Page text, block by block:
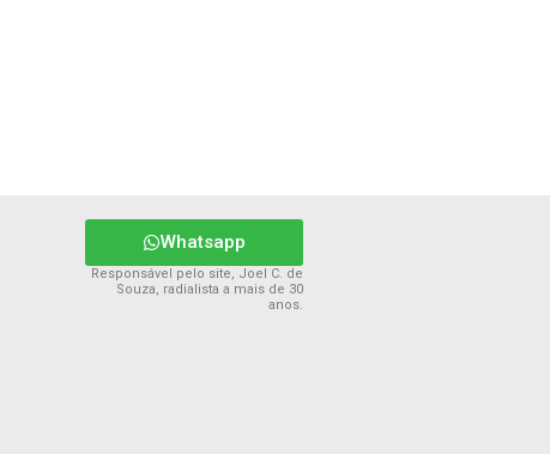
Whatsapp
Responsável pelo site, Joel C. de
Souza, radialista a mais de 30
anos.